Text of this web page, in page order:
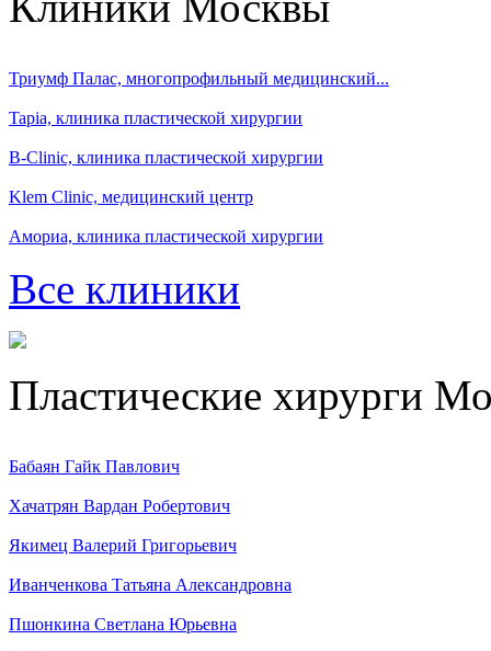
Триумф Палас, многопрофильный медицинский...
Tapia, клиника пластической хирургии
B-Clinic, клиника пластической хирургии
Klem Clinic, медицинский центр
Амориа, клиника пластической хирургии
Все клиники
Пластические хирурги
Бабаян Гайк Павлович
Хачатрян Вардан Робертович
Якимец Валерий Григорьевич
Иванченкова Татьяна Александровна
Пшонкина Светлана Юрьевна